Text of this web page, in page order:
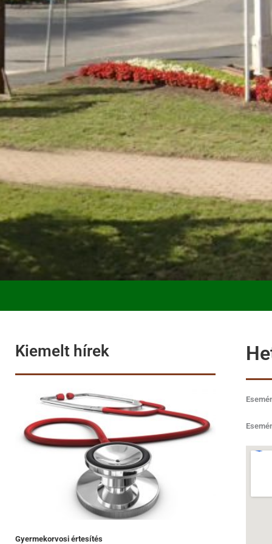
Kiemelt hírek
Gyermekorvosi értesítés